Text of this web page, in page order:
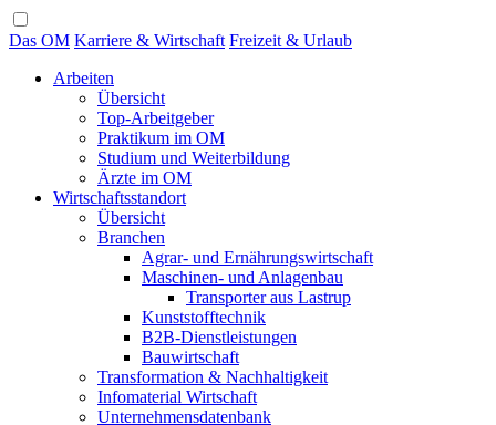
Das OM Karriere & Wirtschaft Freizeit & Urlaub
Arbeiten
Übersicht
Top-Arbeitgeber
Praktikum im OM
Studium und Weiterbildung
Ärzte im OM
Wirtschaftsstandort
Übersicht
Branchen
Agrar- und Ernährungswirtschaft
Maschinen- und Anlagenbau
Transporter aus Lastrup
Kunststofftechnik
B2B-Dienstleistungen
Bauwirtschaft
Transformation & Nachhaltigkeit
Infomaterial Wirtschaft
Unternehmensdatenbank